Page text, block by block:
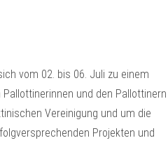
vom 02. bis 06. Juli zu einem
und den Pallottinern
Vereinigung und um die
Projekten und